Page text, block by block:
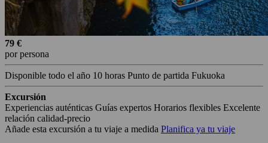
79 €
por persona
Disponible todo el año 10 horas Punto de partida Fukuoka
Excursión
Experiencias auténticas Guías expertos Horarios flexibles Excelente
relación calidad-precio
Añade esta excursión a tu viaje a medida Planifica ya tu viaje